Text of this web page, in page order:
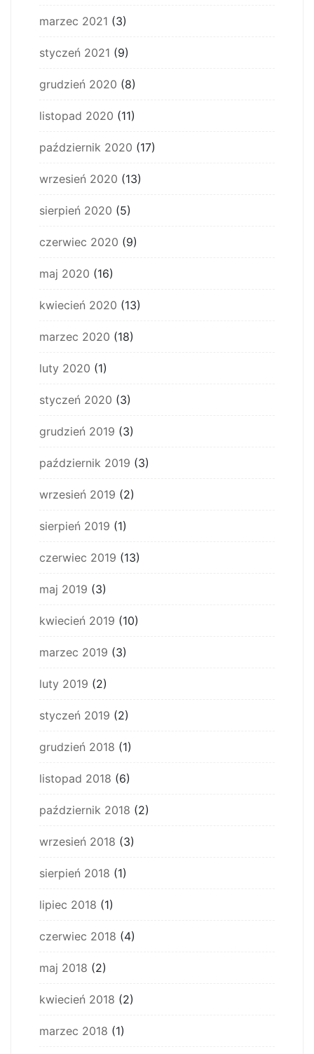
marzec 2021 (3)
styczeń 2021 (9)
grudzień 2020 (8)
listopad 2020 (11)
październik 2020 (17)
wrzesień 2020 (13)
sierpień 2020 (5)
czerwiec 2020 (9)
maj 2020 (16)
kwiecień 2020 (13)
marzec 2020 (18)
luty 2020 (1)
styczeń 2020 (3)
grudzień 2019 (3)
październik 2019 (3)
wrzesień 2019 (2)
sierpień 2019 (1)
czerwiec 2019 (13)
maj 2019 (3)
kwiecień 2019 (10)
marzec 2019 (3)
luty 2019 (2)
styczeń 2019 (2)
grudzień 2018 (1)
listopad 2018 (6)
październik 2018 (2)
wrzesień 2018 (3)
sierpień 2018 (1)
lipiec 2018 (1)
czerwiec 2018 (4)
maj 2018 (2)
kwiecień 2018 (2)
marzec 2018 (1)